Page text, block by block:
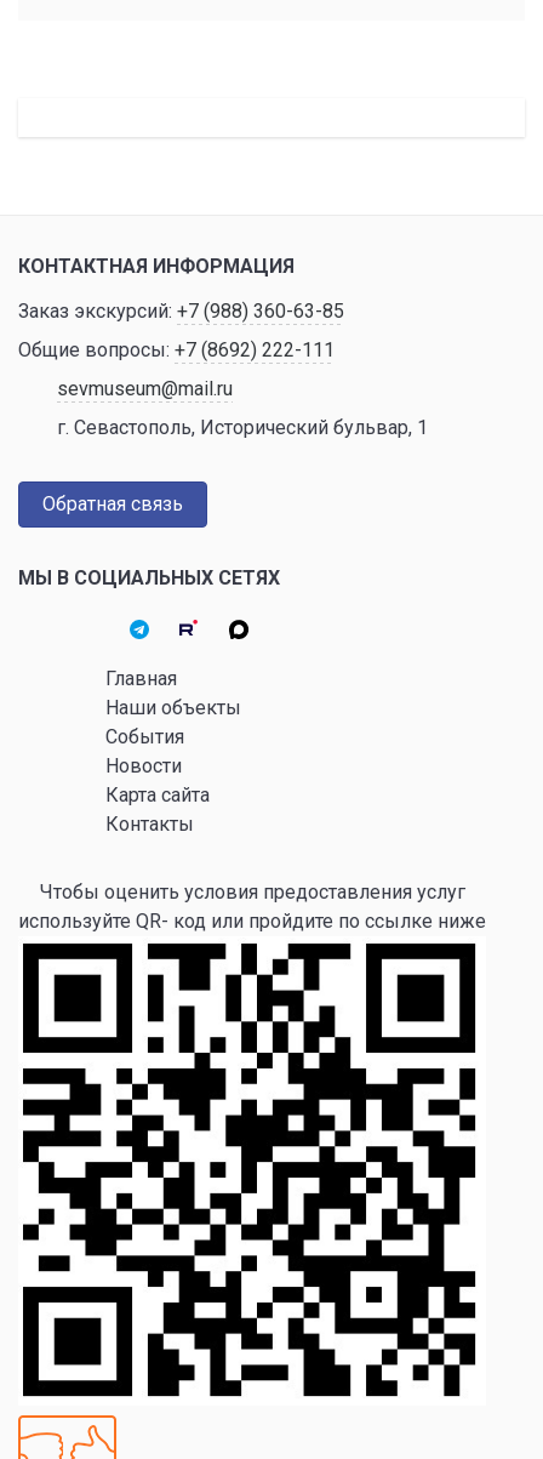
КОНТАКТНАЯ ИНФОРМАЦИЯ
Заказ экскурсий: +7 (988) 360-63-85
Общие вопросы: +7 (8692) 222-111
sevmuseum@mail.ru
г. Севастополь, Исторический бульвар, 1
Обратная связь
МЫ В СОЦИАЛЬНЫХ СЕТЯХ
Главная
Наши объекты
События
Новости
Карта сайта
Контакты
Чтобы оценить условия предоставления услуг
используйте QR- код или пройдите по ссылке ниже